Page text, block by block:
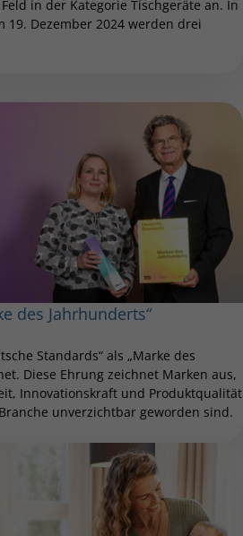
in der Kategorie Tischgeräte an. In
19. Dezember 2024 werden drei
des Jahrhunderts“
Standards“ als „Marke des
Diese Ehrung zeichnet Marken aus,
Innovationskraft und Produktqualität
unverzichtbar geworden sind.